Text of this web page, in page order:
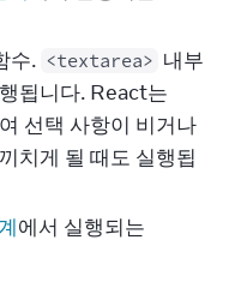
수. <textarea> 내부
됩니다. React는
선택 사항이 비거나
치게 될 때도 실행됩
에서 실행되는